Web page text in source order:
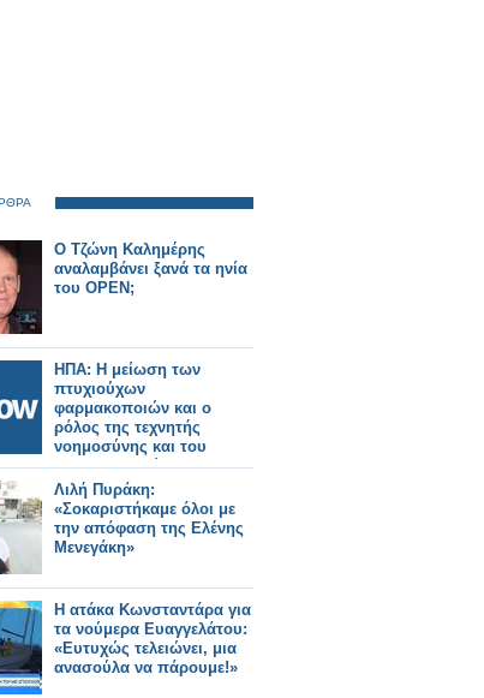
Ο Τζώνη Καλημέρης
αναλαμβάνει ξανά τα ηνία
του OPEN;
ΗΠΑ: Η μείωση των
πτυχιούχων
φαρμακοποιών και ο
ρόλος της τεχνητής
νοημοσύνης και του
αυτοματισμού
Λιλή Πυράκη:
«Σοκαριστήκαμε όλοι με
την απόφαση της Ελένης
Μενεγάκη»
Η ατάκα Κωνσταντάρα για
τα νούμερα Ευαγγελάτου:
«Ευτυχώς τελειώνει, μια
ανασούλα να πάρουμε!»